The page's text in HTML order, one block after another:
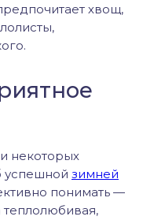
хвощ,
некоторых
успешной зимней
понимать —